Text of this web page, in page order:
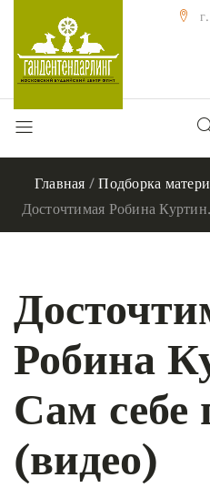
Главная /Подборка
Досточтимая Робина
Робина
Сам себе
(видео)